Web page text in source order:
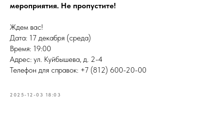
мероприятия. Не пропустите!
Ждем вас!
Дата: 17 декабря (среда)
Время: 19:00
Адрес: ул. Куйбышева, д. 2-4
Телефон для справок: +7 (812) 600-20-00
2025-12-03 18:03